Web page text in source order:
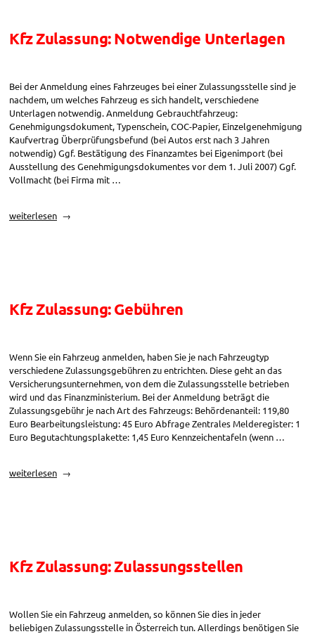
Kfz Zulassung: Notwendige Unterlagen
Bei der Anmeldung eines Fahrzeuges bei einer Zulassungsstelle sind je
nachdem, um welches Fahrzeug es sich handelt, verschiedene
Unterlagen notwendig. Anmeldung Gebrauchtfahrzeug:
Genehmigungsdokument, Typenschein, COC-Papier, Einzelgenehmigung
Kaufvertrag Überprüfungsbefund (bei Autos erst nach 3 Jahren
notwendig) Ggf. Bestätigung des Finanzamtes bei Eigenimport (bei
Ausstellung des Genehmigungsdokumentes vor dem 1. Juli 2007) Ggf.
Vollmacht (bei Firma mit …
„Kfz
weiterlesen
Kfz Zulassung: Gebühren
Wenn Sie ein Fahrzeug anmelden, haben Sie je nach Fahrzeugtyp
verschiedene Zulassungsgebühren zu entrichten. Diese geht an das
Versicherungsunternehmen, von dem die Zulassungsstelle betrieben
wird und das Finanzministerium. Bei der Anmeldung beträgt die
Zulassungsgebühr je nach Art des Fahrzeugs: Behördenanteil: 119,80
Euro Bearbeitungsleistung: 45 Euro Abfrage Zentrales Melderegister: 1
Euro Begutachtungsplakette: 1,45 Euro Kennzeichentafeln (wenn …
„Kfz
weiterlesen
Kfz Zulassung: Zulassungsstellen
Wollen Sie ein Fahrzeug anmelden, so können Sie dies in jeder
beliebigen Zulassungsstelle in Österreich tun. Allerdings benötigen Sie